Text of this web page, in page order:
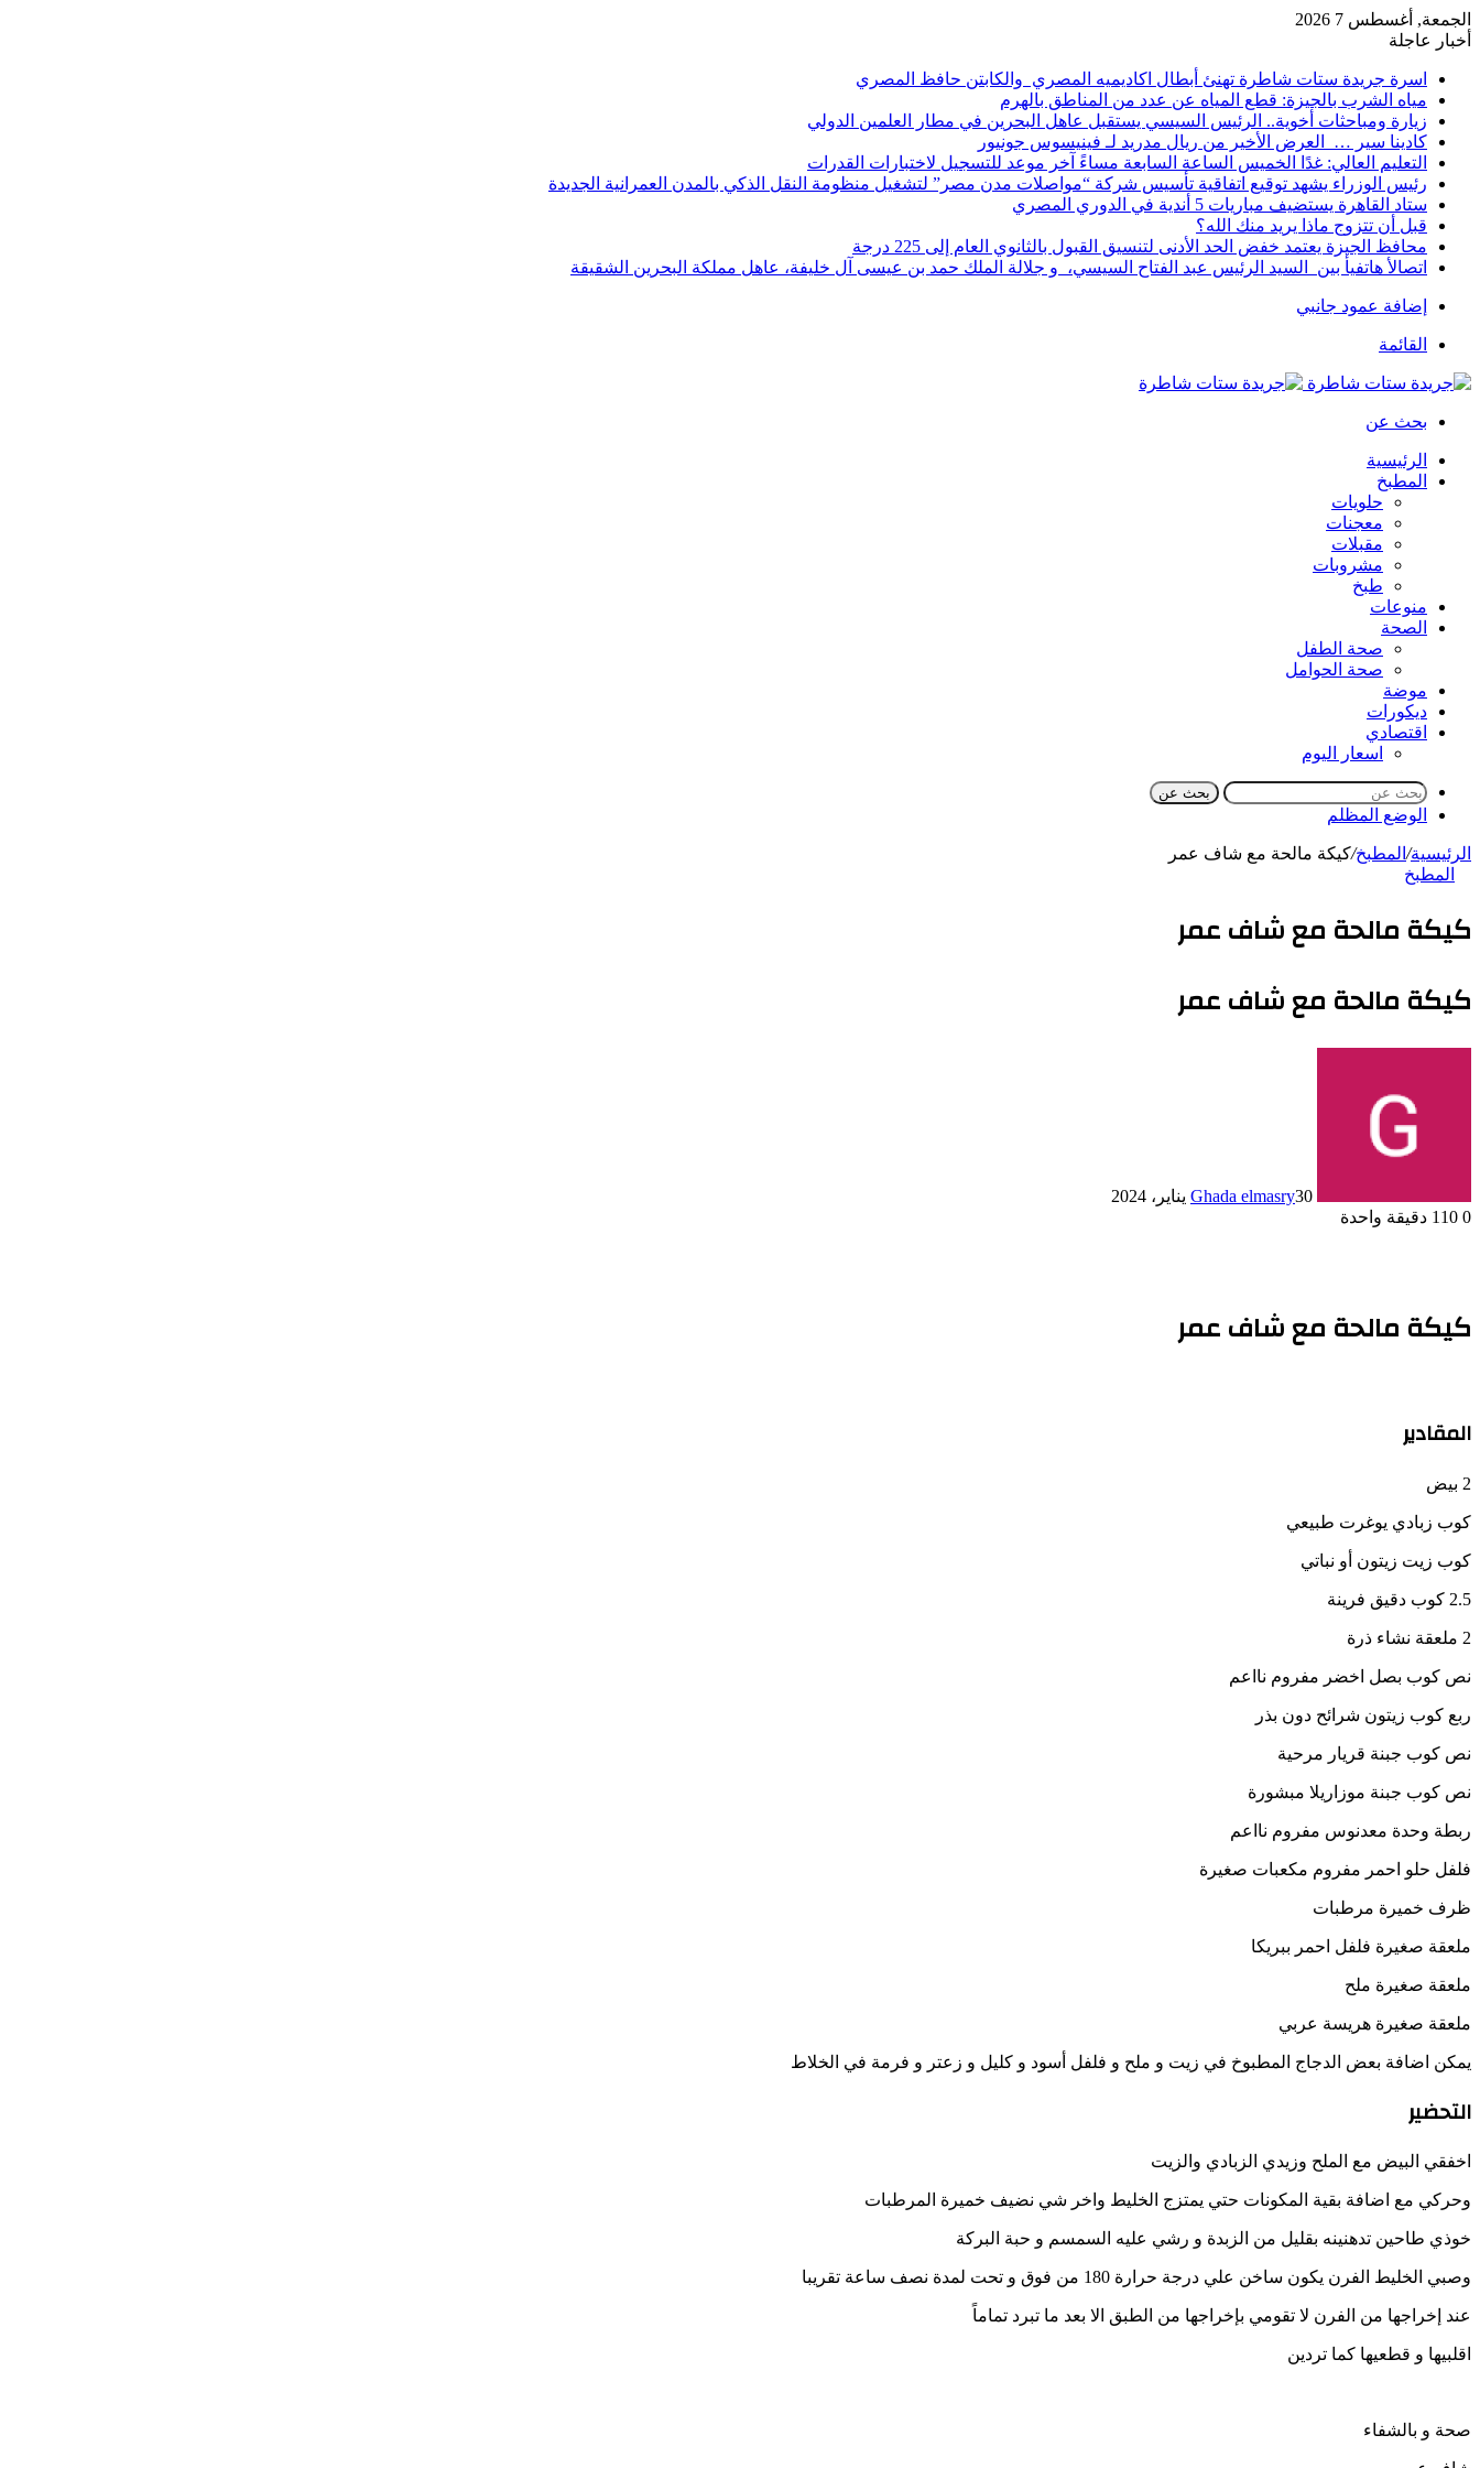
الجمعة, أغسطس 7 2026
أخبار عاجلة
اسرة جريدة ستات شاطرة تهنئ أبطال اكاديميه المصري والكابتن حافظ المصري
مياه الشرب بالجيزة: قطع المياه عن عدد من المناطق بالهرم
زيارة ومباحثات أخوية.. الرئيس السيسي يستقبل عاهل البحرين في مطار العلمين الدولي
كادينا سير … العرض الأخير من ريال مدريد لـ فينيسوس جونيور
التعليم العالي: غدًا الخميس الساعة السابعة مساءً آخر موعد للتسجيل لاختبارات القدرات
رئيس الوزراء يشهد توقيع اتفاقية تأسيس شركة “مواصلات مدن مصر” لتشغيل منظومة النقل الذكي بالمدن العمرانية الجديدة
ستاد القاهرة يستضيف مباريات 5 أندية في الدوري المصري
قبل أن تتزوج ماذا يريد منك الله؟
محافظ الجيزة يعتمد خفض الحد الأدنى لتنسيق القبول بالثانوي العام إلى 225 درجة
اتصالأ هاتفيأ بين السيد الرئيس عبد الفتاح السيسي، و جلالة الملك حمد بن عيسى آل خليفة، عاهل مملكة البحرين الشقيقة
إضافة عمود جانبي
القائمة
بحث عن
الرئيسية
المطبخ
حلويات
معجنات
مقبلات
مشروبات
طبخ
منوعات
الصحة
صحة الطفل
صحة الحوامل
موضة
ديكورات
اقتصادي
اسعار اليوم
بحث عن
الوضع المظلم
الرئيسية/ المطبخ/كيكة مالحة مع شاف عمر
المطبخ
كيكة مالحة مع شاف عمر
كيكة مالحة مع شاف عمر
Ghada elmasry30 يناير، 2024
0
دقيقة واحدة
كيكة مالحة مع شاف عمر
المقادير
2 بيض
كوب زبادي يوغرت طبيعي
كوب زيت زيتون أو نباتي
2.5 كوب دقيق فرينة
2 ملعقة نشاء ذرة
نص كوب بصل اخضر مفروم نااعم
ربع كوب زيتون شرائح دون بذر
نص كوب جبنة قريار مرحية
نص كوب جبنة موزاريلا مبشورة
ربطة وحدة معدنوس مفروم نااعم
فلفل حلو احمر مفروم مكعبات صغيرة
ظرف خميرة مرطبات
ملعقة صغيرة فلفل احمر ببريكا
ملعقة صغيرة ملح
ملعقة صغيرة هريسة عربي
يمكن اضافة بعض الدجاج المطبوخ في زيت و ملح و فلفل أسود و كليل و زعتر و فرمة في الخلاط
التحضير
اخفقي البيض مع الملح وزيدي الزبادي والزيت
وحركي مع اضافة بقية المكونات حتي يمتزج الخليط واخر شي نضيف خميرة المرطبات
خوذي طاحين تدهنينه بقليل من الزبدة و رشي عليه السمسم و حبة البركة
وصبي الخليط الفرن يكون ساخن علي درجة حرارة 180 من فوق و تحت لمدة نصف ساعة تقريبا
عند إخراجها من الفرن لا تقومي بإخراجها من الطبق الا بعد ما تبرد تماماً
اقلبيها و قطعيها كما تردين
صحة و بالشفاء